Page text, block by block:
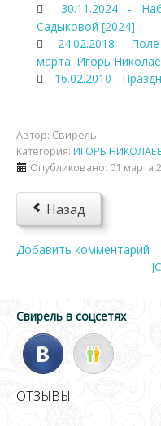
30.11.2024 -
Садыковой [2024]
24.02.2018 -
марта. Игорь
16.02.2010 -
Автор: Свирель
Категория: ИГОРЬ
Опубликовано: 01 марта
Назад
Добавить комментарий
Свирель в соцсетях
ОТЗЫВЫ